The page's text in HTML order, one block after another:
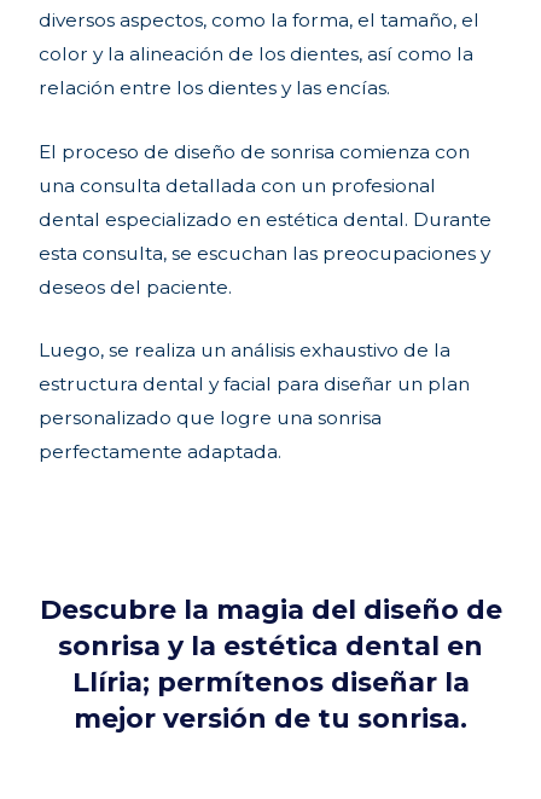
diversos aspectos, como la forma, el tamaño, el
color y la alineación de los dientes, así como la
relación entre los dientes y las encías.
El proceso de diseño de sonrisa comienza con
una consulta detallada con un profesional
dental especializado en estética dental. Durante
esta consulta, se escuchan las preocupaciones y
deseos del paciente.
Luego, se realiza un análisis exhaustivo de la
estructura dental y facial para diseñar un plan
personalizado que logre una sonrisa
perfectamente adaptada.
Descubre la magia del diseño de
sonrisa y la estética dental en
Llíria; permítenos diseñar la
mejor versión de tu sonrisa.